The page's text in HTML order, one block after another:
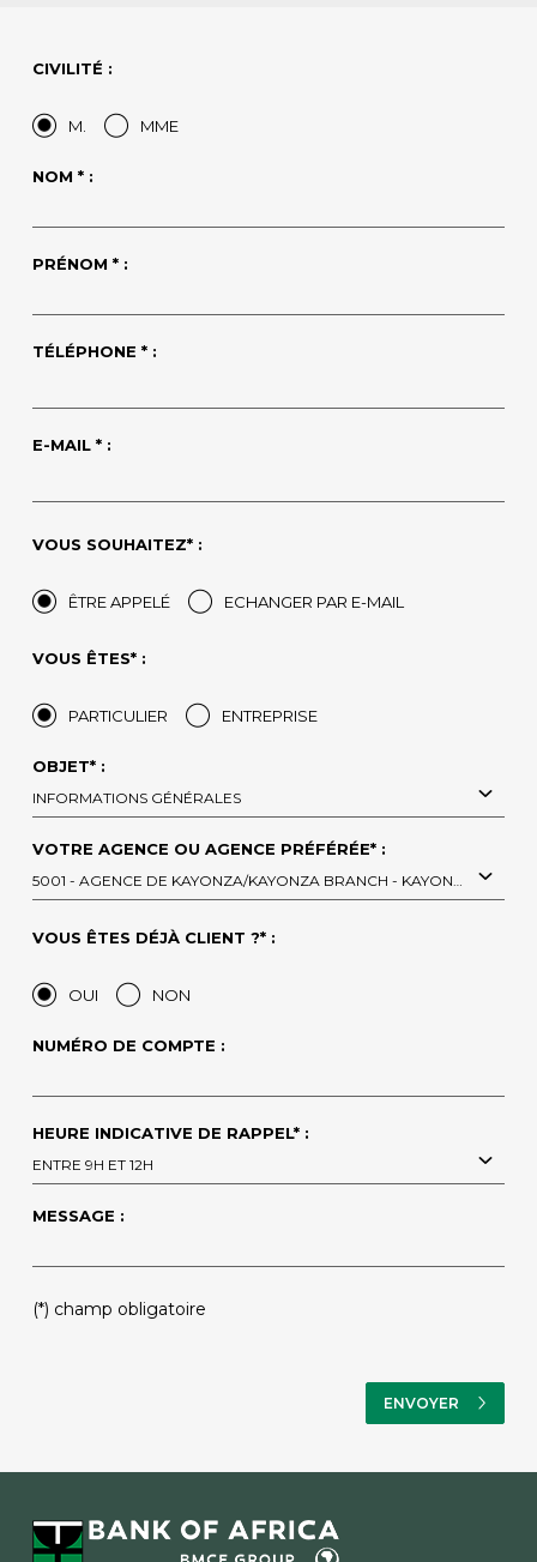
CIVILITÉ :
M. MME
NOM * :
PRÉNOM * :
TÉLÉPHONE * :
E-MAIL * :
VOUS SOUHAITEZ* :
ÊTRE APPELÉ ECHANGER PAR E-MAIL
VOUS ÊTES* :
PARTICULIER ENTREPRISE
OBJET* :
INFORMATIONS GÉNÉRALES
VOTRE AGENCE OU AGENCE PRÉFÉRÉE* :
VOUS ÊTES DÉJÀ CLIENT ?* :
OUI NON
NUMÉRO DE COMPTE :
HEURE INDICATIVE DE RAPPEL* :
ENTRE 9H ET 12H
MESSAGE :
(*) champ obligatoire